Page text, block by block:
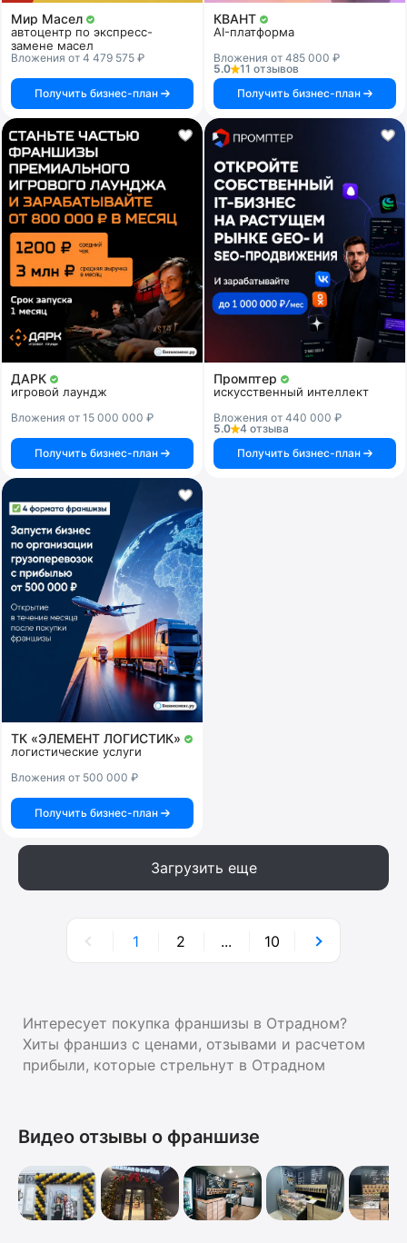
Мир Масел
автоцентр по экспресс-
замене масел
Вложения от 4 479 575 ₽
Получить бизнес-план
КВАНТ
AI-платформа
Вложения от 485 000 ₽
5.0
11 отзывов
Получить бизнес-план
ДАРК
игровой лаундж
Вложения от 15 000 000 ₽
Получить бизнес-план
Промптер
искусственный интеллект
Вложения от 440 000 ₽
5.0
4 отзыва
Получить бизнес-план
ТК «ЭЛЕМЕНТ ЛОГИСТИК»
логистические услуги
Вложения от 500 000 ₽
Получить бизнес-план
Загрузить еще
1 2 ... 10
Интересует покупка франшизы в Отрадном?
Хиты франшиз с ценами, отзывами и расчетом
прибыли, которые стрельнут в Отрадном
Видео отзывы о франшизе